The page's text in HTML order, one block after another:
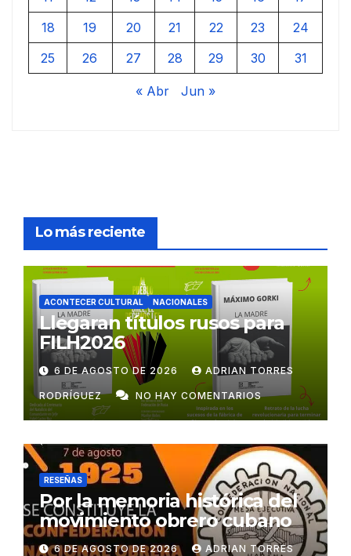
18
19 20 21 22 23
24
25
26 27 28 29 30 31
« Abr Jun »
Lo más reciente
ACONTECER CULTURAL NACIONALES
Llegaran títulos rusos para
FILH2026
6 DE AGOSTO DE 2026 ADRIAN TORRES
RODRÍGUEZ NO HAY COMENTARIOS
RESEÑAS
Por la memoria histórica del
movimiento obrero cubano
6 DE AGOSTO DE 2026 ADRIAN TORRES